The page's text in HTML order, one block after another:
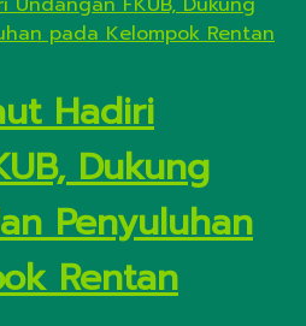
Hadiri
Dukung
Penyuluhan
Rentan